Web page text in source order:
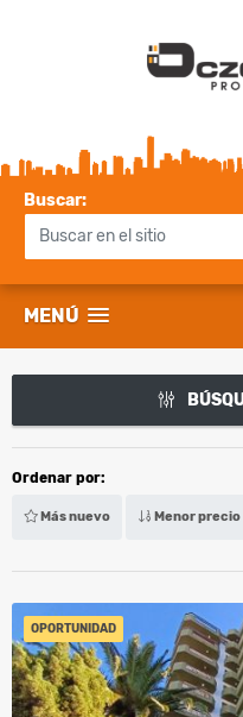
Buscar:
MENÚ
Ordenar por:
Más nuevo Menor precio
OPORTUNIDAD